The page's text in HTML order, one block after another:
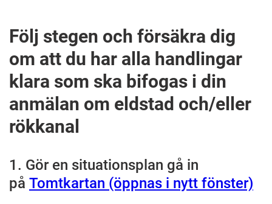
Följ stegen och försäkra dig
om att du har alla handlingar
klara som ska bifogas i din
anmälan om eldstad och/eller
rökkanal
1. Gör en situationsplan gå in
på Tomtkartan (öppnas i nytt fönster)